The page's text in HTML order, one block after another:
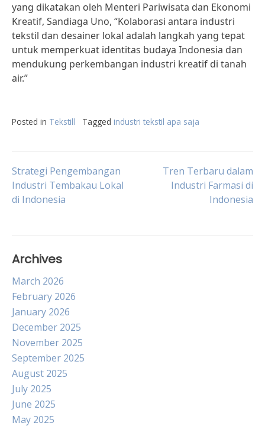
yang dikatakan oleh Menteri Pariwisata dan Ekonomi
Kreatif, Sandiaga Uno, “Kolaborasi antara industri
tekstil dan desainer lokal adalah langkah yang tepat
untuk memperkuat identitas budaya Indonesia dan
mendukung perkembangan industri kreatif di tanah
air.”
Posted in Tekstill Tagged industri tekstil apa saja
Post
navigation
Strategi Pengembangan
Industri Tembakau Lokal
di Indonesia
Tren Terbaru dalam
Industri Farmasi di
Indonesia
Archives
March 2026
February 2026
January 2026
December 2025
November 2025
September 2025
August 2025
July 2025
June 2025
May 2025